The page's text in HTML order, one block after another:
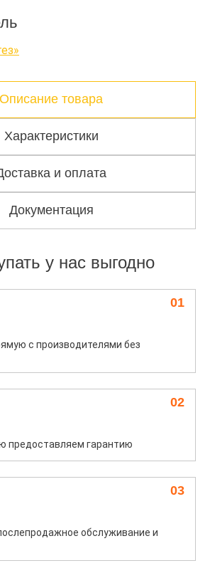
Описание товара
Характеристики
и оплата
Документация
у нас выгодно
с производителями без
01
предоставляем гарантию
02
обслуживание и
03